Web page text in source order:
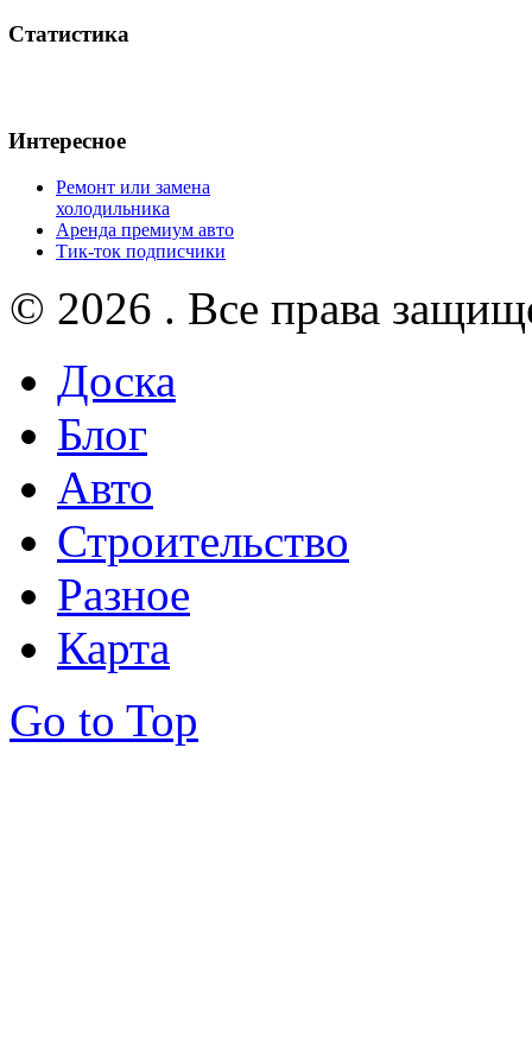
Статистика
Интересное
Ремонт или замена
холодильника
Аренда премиум авто
Тик-ток подписчики
© 2026 . Все права
Доска
Блог
Авто
Строительство
Разное
Карта
Go to Top